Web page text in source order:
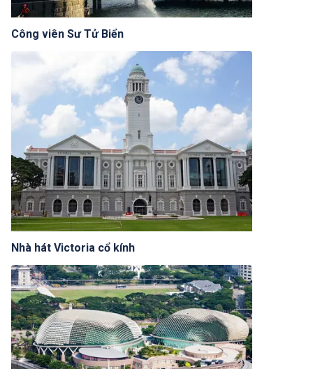
Công viên Sư Tử Biển
Nhà hát Victoria cổ kính